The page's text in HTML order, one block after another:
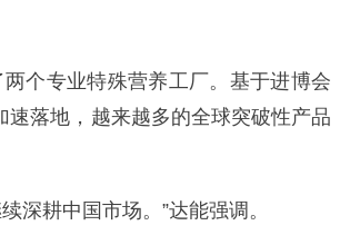
个专业特殊营养工厂。基于进博会
速落地，越来越多的全球突破性产品
深耕中国市场。”达能强调。